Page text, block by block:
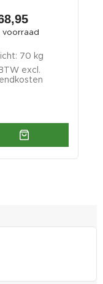
voorraad
70 kg
excl.